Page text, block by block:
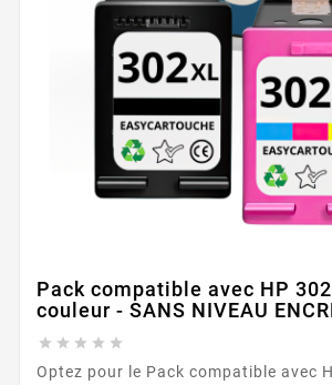
Pack compatible avec HP
couleur - SANS NIVEAU
    
Optez pour le Pack compatible avec HP 302 XL noir